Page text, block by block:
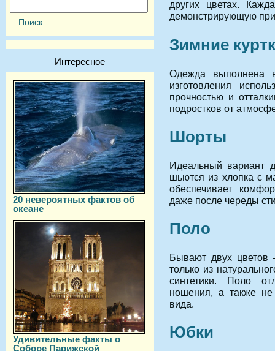
Интересное
20 невероятных фактов об
океане
Удивительные факты о
Соборе Парижской
других цветах.
демонстрирующую
Зимние
Одежда выполнена
изготовления
прочностью и
подростков от
Шорты
Идеальный вариант
шьются из хлопка с
обеспечивает
даже после череды
Поло
Бывают двух цветов
только из
синтетики. Поло
ношения, а также не
вида.
Юбки